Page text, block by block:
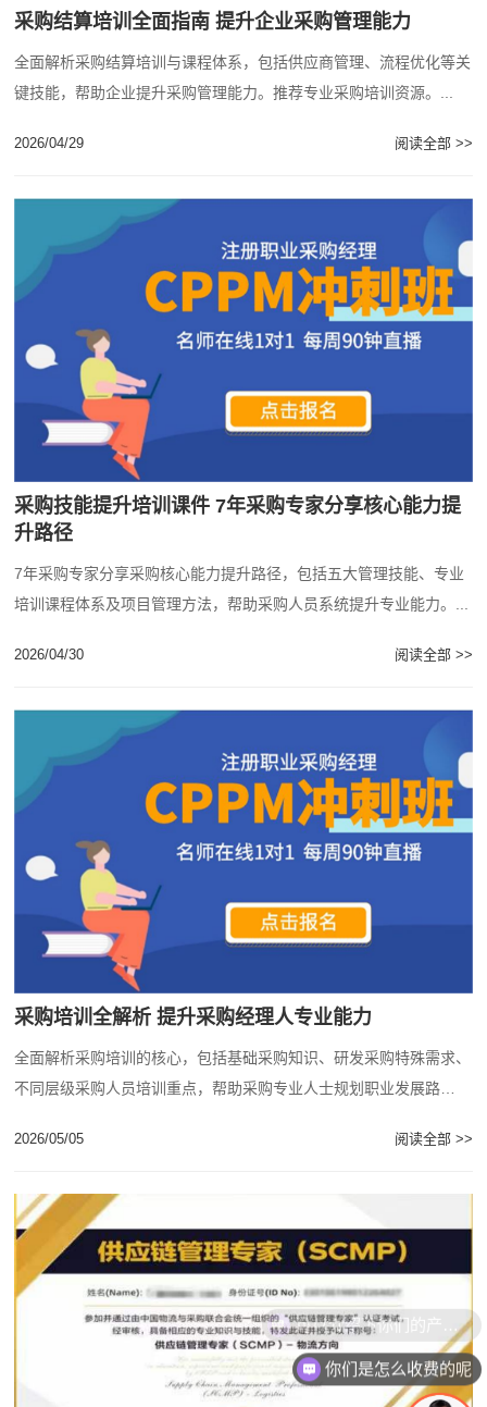
采购结算培训全面指南 提升企业采购管理能力
全面解析采购结算培训与课程体系，包括供应商管理、流程优化等关
键技能，帮助企业提升采购管理能力。推荐专业采购培训资源。...
2026/04/29 阅读全部 >>
采购技能提升培训课件 7年采购专家分享核心能力提
升路径
7年采购专家分享采购核心能力提升路径，包括五大管理技能、专业
培训课程体系及项目管理方法，帮助采购人员系统提升专业能力。...
2026/04/30 阅读全部 >>
采购培训全解析 提升采购经理人专业能力
全面解析采购培训的核心，包括基础采购知识、研发采购特殊需求、
不同层级采购人员培训重点，帮助采购专业人士规划职业发展路
2026/05/05 阅读全部 >>
你们是怎么收费的呢